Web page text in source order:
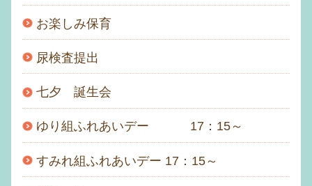
お楽しみ保育
尿検査提出
七夕 誕生会
ゆり組ふれあいデー 17：15～
すみれ組ふれあいデー 17：15～